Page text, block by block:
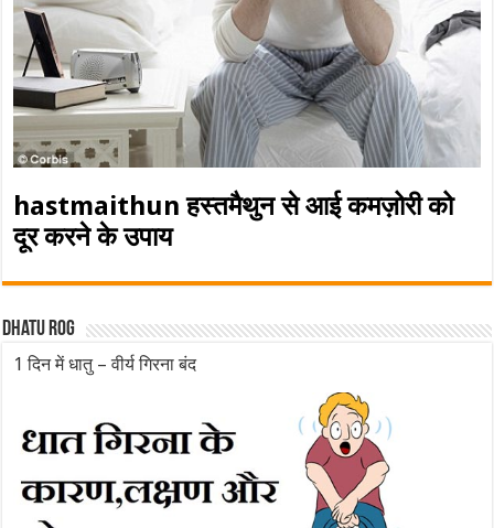
hastmaithun हस्तमैथुन से आई कमज़ोरी को
दूर करने के उपाय
Dhatu rog
1 दिन में धातु – वीर्य गिरना बंद